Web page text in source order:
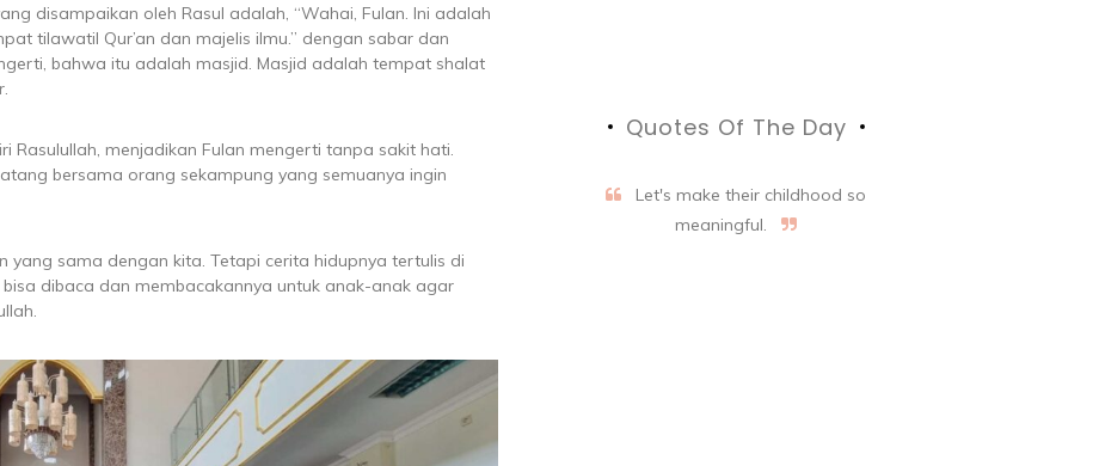
disampaikan oleh Rasul adalah, “Wahai, Fulan. Ini adalah
tilawatil Qur’an dan majelis ilmu.” dengan sabar dan
bahwa itu adalah masjid. Masjid adalah tempat shalat
Rasulullah, menjadikan Fulan mengerti tanpa sakit hati.
bersama orang sekampung yang semuanya ingin
yang sama dengan kita. Tetapi cerita hidupnya tertulis di
dibaca dan membacakannya untuk anak-anak agar
Quotes Of The Day
Let's make their childhood so
meaningful.